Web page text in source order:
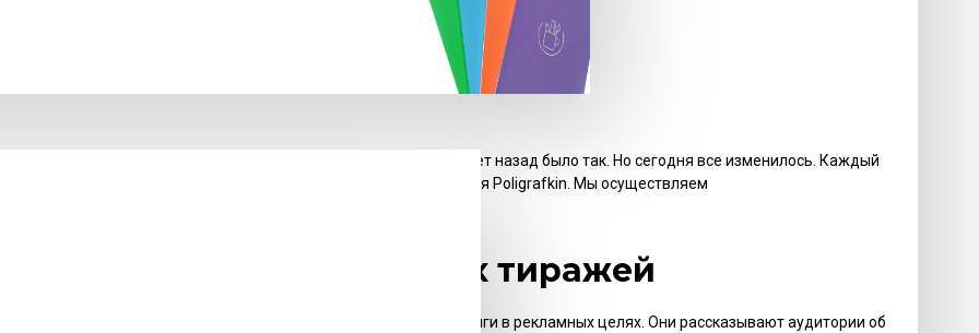
состоящими из нескольких тысяч экземпляров. Много лет назад было так. Но сегодня все изменилось. Каждый
даже один. Печать книг малым тиражом предлагает типография Poligrafkin. Мы осуществляем
о печати небольших тиражей
Например, многие владельцы компаний заказывают книги в рекламных целях. Они рассказывают аудитории об